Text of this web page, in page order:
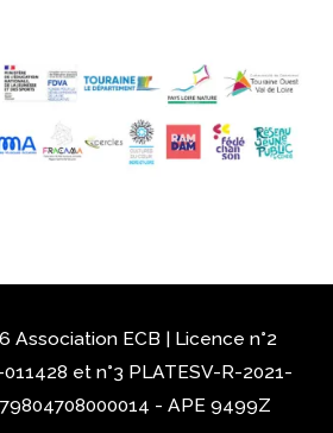
Association ECB | Licence n°2
et n°3 PLATESV-R-2021-
- APE 9499Z